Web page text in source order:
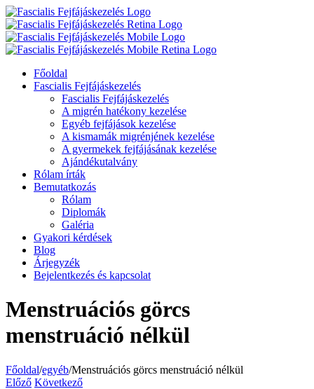
Főoldal
Fascialis Fejfájáskezelés
Fascialis Fejfájáskezelés
A migrén hatékony kezelése
Egyéb fejfájások kezelése
A kismamák migrénjének kezelése
A gyermekek fejfájásának kezelése
Ajándékutalvány
Rólam írták
Bemutatkozás
Rólam
Diplomák
Galéria
Gyakori kérdések
Blog
Árjegyzék
Bejelentkezés és kapcsolat
Menstruációs görcs
menstruáció nélkül
Főoldal/egyéb/Menstruációs görcs menstruáció nélkül
Előző Következő